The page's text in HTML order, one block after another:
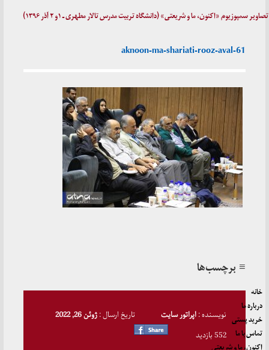
تصاویر سمپوزیوم «اکنون، ما و شریعتی» (دانشگاه تربیت مدرس تالار مطهری ـ ۱و ۲ آذر ۱۳۹۶)
aknoon-ma-shariati-rooz-aval-61
≡ برچسب‌ها
نویسنده :اپراتور سایت تاریخ ارسال :ژوئن 26, 2022
552 بازدید
خانه
درباره ما
خرید پستی
تماس با ما